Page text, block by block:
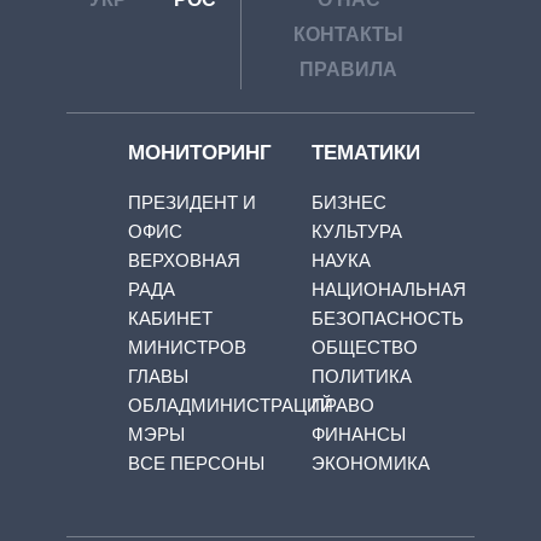
КОНТАКТЫ
ПРАВИЛА
МОНИТОРИНГ
ПРЕЗИДЕНТ И
ОФИС
ВЕРХОВНАЯ
РАДА
КАБИНЕТ
МИНИСТРОВ
ГЛАВЫ
ОБЛАДМИНИСТРАЦИЙ
МЭРЫ
ВСЕ ПЕРСОНЫ
ТЕМАТИКИ
БИЗНЕС
КУЛЬТУРА
НАУКА
НАЦИОНАЛЬНАЯ
БЕЗОПАСНОСТЬ
ОБЩЕСТВО
ПОЛИТИКА
ПРАВО
ФИНАНСЫ
ЭКОНОМИКА